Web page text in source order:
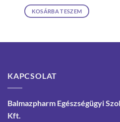
KOSÁRBA TESZEM
KAPCSOLAT
Balmazpharm Egészségügyi
Kft.